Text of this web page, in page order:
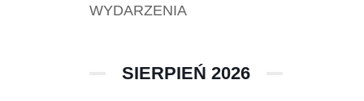
WYDARZENIA
SIERPIEŃ 2026